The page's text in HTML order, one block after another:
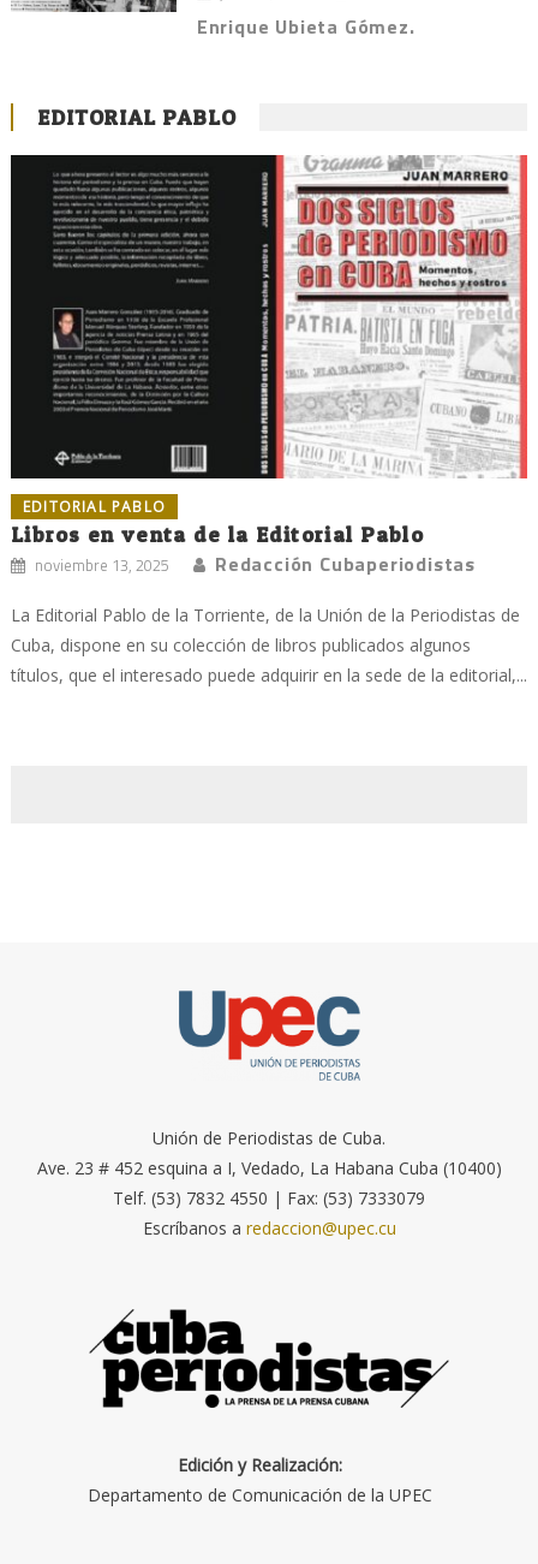
Enrique Ubieta Gómez.
EDITORIAL PABLO
EDITORIAL PABLO
Libros en venta de la Editorial Pablo
noviembre 13, 2025 Redacción Cubaperiodistas
La Editorial Pablo de la Torriente, de la Unión de la Periodistas de
Cuba, dispone en su colección de libros publicados algunos
títulos, que el interesado puede adquirir en la sede de la editorial,...
Unión de Periodistas de Cuba.
Ave. 23 # 452 esquina a I, Vedado, La Habana Cuba (10400)
Telf. (53) 7832 4550 | Fax: (53) 7333079
Escríbanos a redaccion@upec.cu
Edición y Realización:
Departamento de Comunicación de la UPEC